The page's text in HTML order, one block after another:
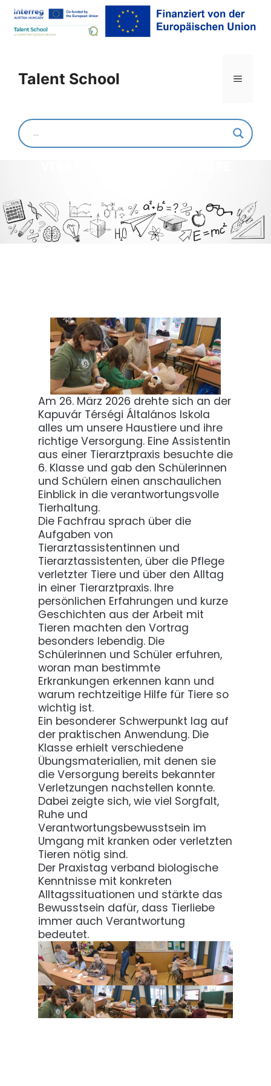
Talent School
Kapuvári Térségi
Általános Iskola
Am 26. März 2026 drehte sich an der
Kapuvár Térségi Általános Iskola
alles um unsere Haustiere und ihre
richtige Versorgung. Eine Assistentin
aus einer Tierarztpraxis besuchte die
6. Klasse und gab den Schülerinnen
und Schülern einen anschaulichen
Einblick in die verantwortungsvolle
Tierhaltung.
Die Fachfrau sprach über die
Aufgaben von
Tierarztassistentinnen und
Tierarztassistenten, über die Pflege
verletzter Tiere und über den Alltag
in einer Tierarztpraxis. Ihre
persönlichen Erfahrungen und kurze
Geschichten aus der Arbeit mit
Tieren machten den Vortrag
besonders lebendig. Die
Schülerinnen und Schüler erfuhren,
woran man bestimmte
Erkrankungen erkennen kann und
warum rechtzeitige Hilfe für Tiere so
wichtig ist.
Ein besonderer Schwerpunkt lag auf
der praktischen Anwendung. Die
Klasse erhielt verschiedene
Übungsmaterialien, mit denen sie
die Versorgung bereits bekannter
Verletzungen nachstellen konnte.
Dabei zeigte sich, wie viel Sorgfalt,
Ruhe und
Verantwortungsbewusstsein im
Umgang mit kranken oder verletzten
Tieren nötig sind.
Der Praxistag verband biologische
Kenntnisse mit konkreten
Alltagssituationen und stärkte das
Bewusstsein dafür, dass Tierliebe
immer auch Verantwortung
bedeutet.